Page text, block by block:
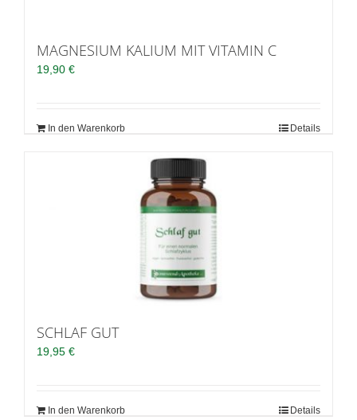
MAGNESIUM KALIUM MIT VITAMIN C
19,90 €
In den Warenkorb Details
SCHLAF GUT
19,95 €
In den Warenkorb Details